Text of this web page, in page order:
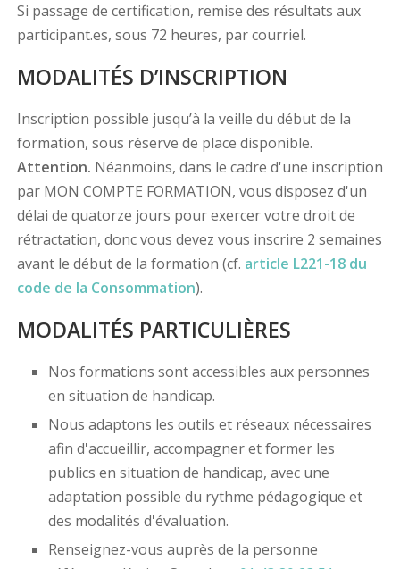
Si passage de certification, remise des résultats aux
participant.es, sous 72 heures, par courriel.
MODALITÉS D’INSCRIPTION
Inscription possible jusqu’à la veille du début de la
formation, sous réserve de place disponible.
Attention. Néanmoins, dans le cadre d'une inscription
par MON COMPTE FORMATION, vous disposez d'un
délai de quatorze jours pour exercer votre droit de
rétractation, donc vous devez vous inscrire 2 semaines
avant le début de la formation (cf. article L221-18 du
code de la Consommation).
MODALITÉS PARTICULIÈRES
Nos formations sont accessibles aux personnes
en situation de handicap.
Nous adaptons les outils et réseaux nécessaires
afin d'accueillir, accompagner et former les
publics en situation de handicap, avec une
adaptation possible du rythme pédagogique et
des modalités d'évaluation.
Renseignez-vous auprès de la personne